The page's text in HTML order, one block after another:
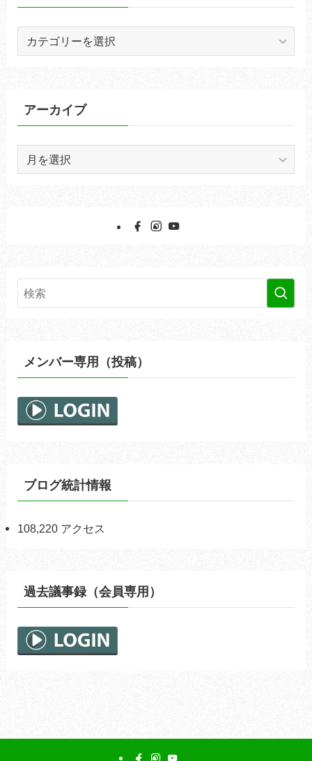
ーアーカイブ
メンバー専用（投稿）
ブログ統計情報
108,220 アクセス
過去議事録（会員専用）